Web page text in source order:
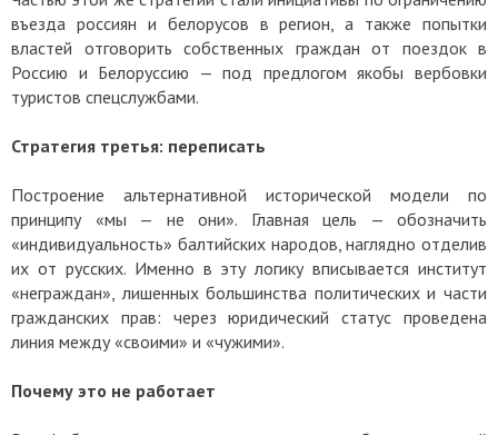
въезда россиян и белорусов в регион, а также попытки
властей отговорить собственных граждан от поездок в
Россию и Белоруссию — под предлогом якобы вербовки
туристов спецслужбами.
Стратегия третья: переписать
Построение альтернативной исторической модели по
принципу «мы — не они». Главная цель — обозначить
«индивидуальность» балтийских народов, наглядно отделив
их от русских. Именно в эту логику вписывается институт
«неграждан», лишенных большинства политических и части
гражданских прав: через юридический статус проведена
линия между «своими» и «чужими».
Почему это не работает